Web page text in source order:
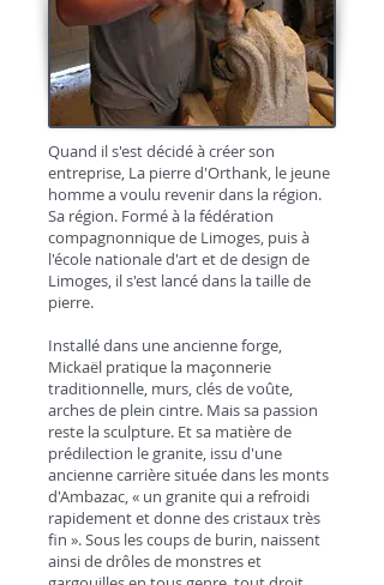
Quand il s'est décidé à créer son
entreprise, La pierre d'Orthank, le jeune
homme a voulu revenir dans la région.
Sa région. Formé à la fédération
compagnonnique de Limoges, puis à
l'école nationale d'art et de design de
Limoges, il s'est lancé dans la taille de
pierre.
Installé dans une ancienne forge,
Mickaël pratique la maçonnerie
traditionnelle, murs, clés de voûte,
arches de plein cintre. Mais sa passion
reste la sculpture. Et sa matière de
prédilection le granite, issu d'une
ancienne carrière située dans les monts
d'Ambazac, « un granite qui a refroidi
rapidement et donne des cristaux très
fin ». Sous les coups de burin, naissent
ainsi de drôles de monstres et